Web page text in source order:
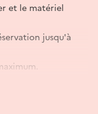
et le matériel
jusqu'à